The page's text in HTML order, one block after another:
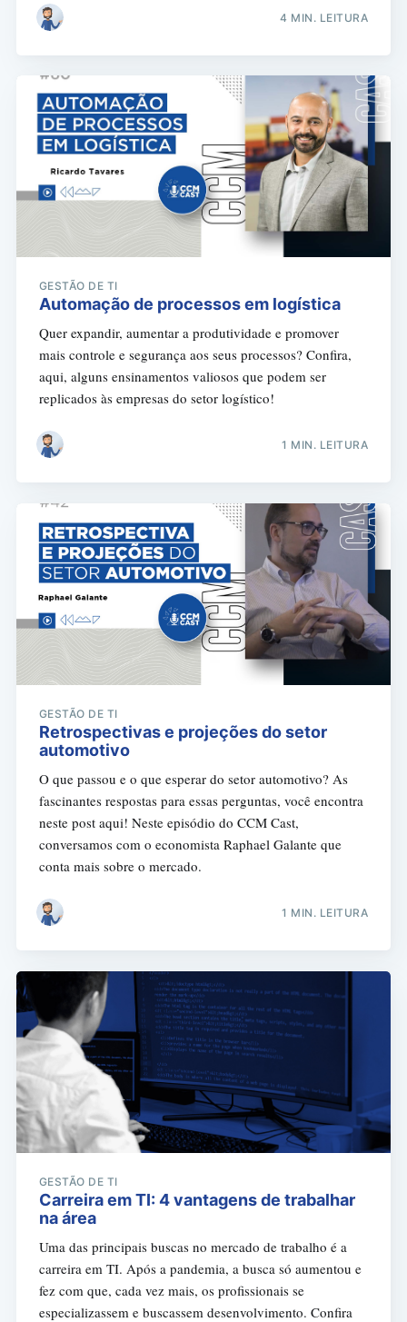
4 MIN. LEITURA
GESTÃO DE TI
Automação de processos em logística
Quer expandir, aumentar a produtividade e promover
mais controle e segurança aos seus processos? Confira,
aqui, alguns ensinamentos valiosos que podem ser
replicados às empresas do setor logístico!
1 MIN. LEITURA
GESTÃO DE TI
Retrospectivas e projeções do setor
automotivo
O que passou e o que esperar do setor automotivo? As
fascinantes respostas para essas perguntas, você encontra
neste post aqui! Neste episódio do CCM Cast,
conversamos com o economista Raphael Galante que
conta mais sobre o mercado.
1 MIN. LEITURA
GESTÃO DE TI
Carreira em TI: 4 vantagens de trabalhar
na área
Uma das principais buscas no mercado de trabalho é a
carreira em TI. Após a pandemia, a busca só aumentou e
fez com que, cada vez mais, os profissionais se
especializassem e buscassem desenvolvimento. Confira